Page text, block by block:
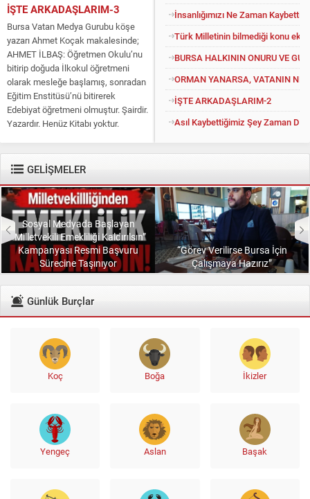
İŞTE ARKADAŞLARIM-3
Bursa Vatan Medya Gurubu köşe
yazarı Ahmet Koçak makalesinde;
AHMET İLBAŞ: Öğretmen Okulu’nu
bitirip doğuda İlkokul öğretmeni
olarak mesleğe başlamış, sonradan
Eğitim Enstitüsü’nü bitirerek
Edebiyat öğretmeni olmuştur. Şairdir.
Yazardır. Henüz Kitabı yoktur.
diyenlere güler geçer. Yüce...
İnsanlığımızı Ne Zaman Kaybettik?
Türk Milletinin bilmediği konu
BURSA HALKININ ONURU VE
ORMAN YANARSA, VATANIN
İŞTE ARKADAŞLARIM-2
Asıl Kaybettiğimiz Şey Zaman
GELİŞMELER
Sosyal Medyada Başlayan
“Milletvekili Emekliliği Kaldırılsın”
Kampanyası Resmi Başvuru
Sürecine Taşınıyor
“Görev Verilirse Bursa İçin
Çalışmaya Hazırız”
Günlük Burçlar
Koç Boğa İkizler
Yengeç Aslan Başak